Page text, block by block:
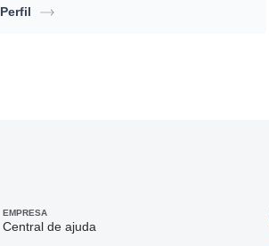
Perfil
EMPRESA
Central de ajuda